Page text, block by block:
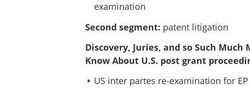
examination
Second segment: patent litigation
Discovery, Juries, and so Such
Know About U.S. post grant
US inter partes re-examination for